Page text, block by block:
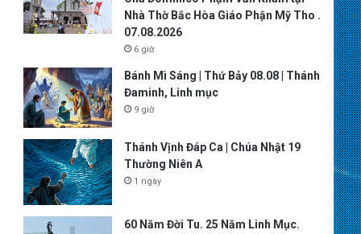
Nhà Thờ Bắc Hòa Giáo Phận Mỹ Tho .
07.08.2026
6 giờ
Bánh Mì Sáng | Thứ Bảy 08.08 | Thánh
Đaminh, Linh mục
9 giờ
Thánh Vịnh Đáp Ca | Chúa Nhật 19
Thường Niên A
1 ngày
60 Năm Đời Tu. 25 Năm Linh Mục.